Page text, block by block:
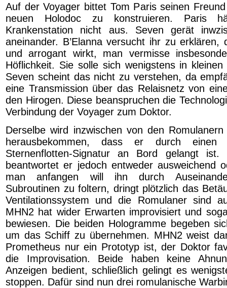
Auf der Voyager bittet Tom Paris seinen
neuen Holodoc zu konstruieren. Paris
Krankenstation nicht aus. Seven gerät
aneinander. B’Elanna versucht ihr zu erklären,
und arrogant wirkt, man vermisse
Höflichkeit. Sie solle sich wenigstens in
Seven scheint das nicht zu verstehen, da
eine Transmission über das Relaisnetz von
den Hirogen. Diese beanspruchen die
Verbindung der Voyager zum Doktor.
Derselbe wird inzwischen von den
herausbekommen, dass er durch einen
Sternenflotten-Signatur an Bord gelangt ist.
beantwortet er jedoch entweder ausweichend
man anfangen will ihn durch
Subroutinen zu foltern, dringt plötzlich das
Ventilationssystem und die Romulaner sind
MHN2 hat wider Erwarten improvisiert und
bewiesen. Die beiden Hologramme begeben
um das Schiff zu übernehmen. MHN2 weist
Prometheus nur ein Prototyp ist, der Doktor
die Improvisation. Beide haben keine
Anzeigen bedient, schließlich gelingt es
stoppen. Dafür sind nun drei romulanische